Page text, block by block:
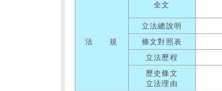
法 規
全文
立法總說明
條文對照表
立法歷程
歷史條文
立法理由